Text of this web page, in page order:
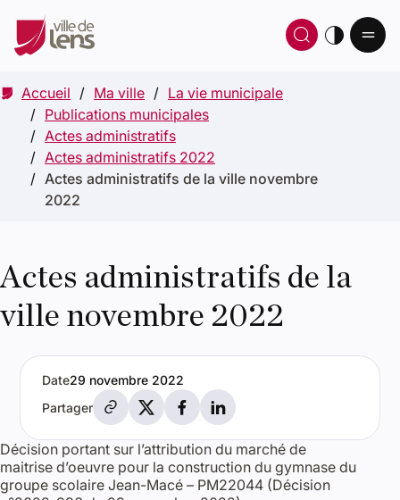
Ouvrir
Accueil Ma ville
La vie municipale
Publications municipales
Actes administratifs
Actes administratifs 2022
Actes administratifs de la ville novembre
2022
Actes administratifs de la
ville novembre 2022
PartagerPartager par e-mail
Partager sur X
Partager sur Facebook
Partager sur LinkedIn
Date29 novembre 2022
Décision portant sur l’attribution du marché de
maitrise d’oeuvre pour la construction du gymnase du
groupe scolaire Jean-Macé – PM22044 (Décision